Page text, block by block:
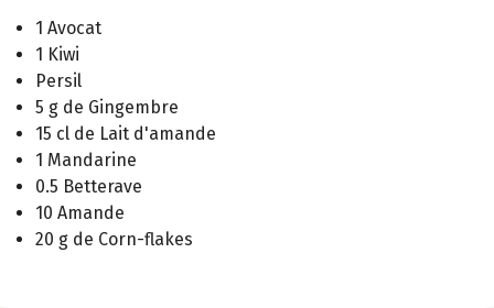
1 Avocat
1 Kiwi
Persil
5 g de Gingembre
15 cl de Lait d'amande
1 Mandarine
0.5 Betterave
10 Amande
20 g de Corn-flakes